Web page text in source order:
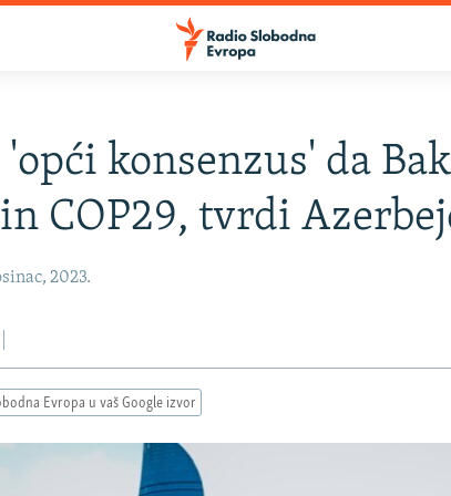
'opći konsenzus' da
COP29, tvrdi
2023.
Evropa u vaš Google izvor